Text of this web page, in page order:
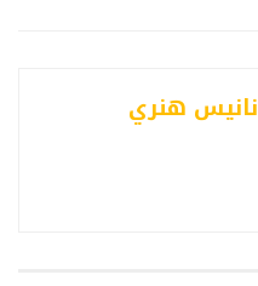
نانيس هنري